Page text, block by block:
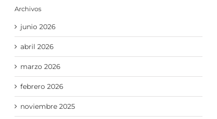
Archivos
junio 2026
abril 2026
marzo 2026
febrero 2026
noviembre 2025